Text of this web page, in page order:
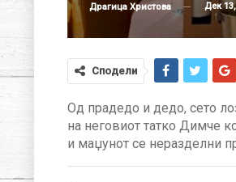
Драгица Христова Дек
Сподели
Од прадедо и дедо, сето
на неговиот татко Димче
и маџунот се неразделни